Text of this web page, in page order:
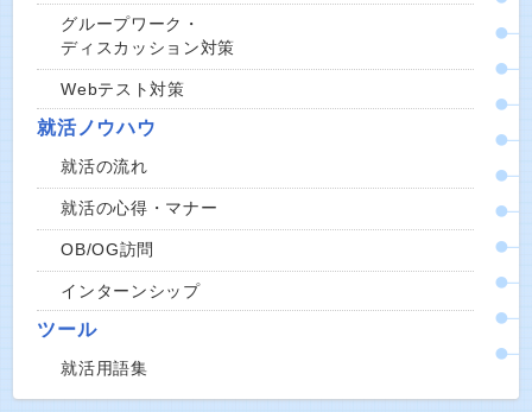
グループワーク・
ディスカッション対策
Webテスト対策
就活ノウハウ
就活の流れ
就活の心得・マナー
OB/OG訪問
インターンシップ
ツール
就活用語集